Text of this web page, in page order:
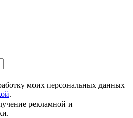
моих персональных данных
.
рекламной и